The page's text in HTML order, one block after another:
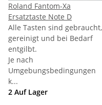
Roland Fantom-Xa
Ersatztaste Note D
Alle Tasten sind gebraucht,
gereinigt und bei Bedarf
entgilbt.
Je nach
Umgebungsbedingungen
k...
2 Auf Lager